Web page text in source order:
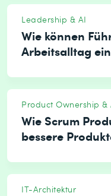
Leadership & AI
Wie können
Arbeitsalltag
Product Ownership &
Wie Scrum
bessere
IT-Architektur